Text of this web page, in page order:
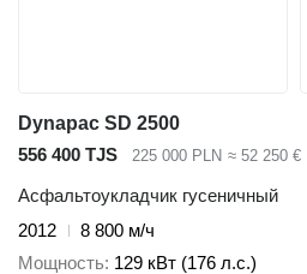
Dynapac SD 2500
556 400 TJS
225 000 PLN ≈ 52 250 €
Асфальтоукладчик гусеничный
2012
8 800 м/ч
Мощность 129 кВт (176 л.с.)